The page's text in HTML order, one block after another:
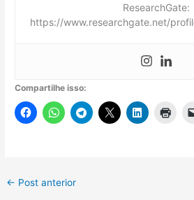
ResearchGate:
https://www.researchgate.net/
Compartilhe isso:
← Post anterior